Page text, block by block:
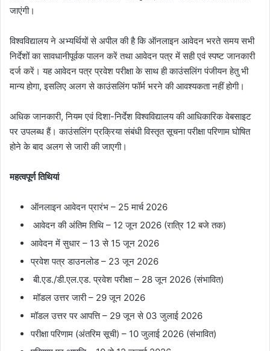
जाएंगी।
विश्वविद्यालय ने अभ्यर्थियों से अपील की है कि ऑनलाइन आवेदन भरते समय सभी
निर्देशों का सावधानीपूर्वक पालन करें तथा आवेदन पत्र में सही एवं स्पष्ट जानकारी
दर्ज करें। यह आवेदन पत्र प्रवेश परीक्षा के साथ ही काउंसलिंग पंजीयन हेतु भी
मान्य होगा, इसलिए अलग से काउंसलिंग फॉर्म भरने की आवश्यकता नहीं होगी।
अधिक जानकारी, नियम एवं दिशा-निर्देश विश्वविद्यालय की आधिकारिक वेबसाइट
पर उपलब्ध हैं। काउंसलिंग प्रक्रिया संबंधी विस्तृत सूचना परीक्षा परिणाम घोषित
होने के बाद अलग से जारी की जाएगी।
महत्वपूर्ण तिथियां
ऑनलाइन आवेदन प्रारंभ – 25 मार्च 2026
आवेदन की अंतिम तिथि – 12 जून 2026 (रात्रि 12 बजे तक)
आवेदन में सुधार – 13 से 15 जून 2026
प्रवेश पत्र डाउनलोड – 23 जून 2026
बी.एड./डी.एल.एड. प्रवेश परीक्षा – 28 जून 2026 (संभावित)
मॉडल उत्तर जारी – 29 जून 2026
मॉडल उत्तर पर आपत्ति – 29 जून से 03 जुलाई 2026
परीक्षा परिणाम (अंतरिम सूची) – 10 जुलाई 2026 (संभावित)